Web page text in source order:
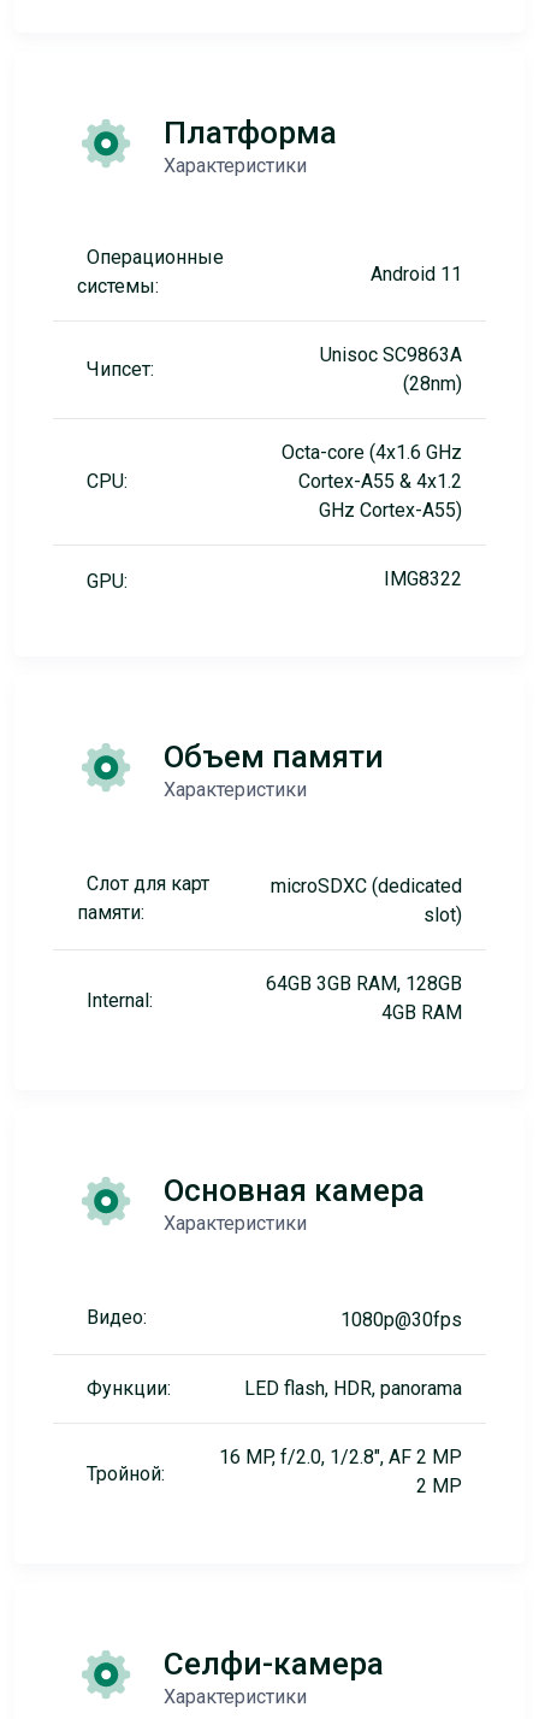
Платформа
Характеристики
Операционные
системы:
Android 11
Чипсет:
Unisoc SC9863A
(28nm)
CPU:
Octa-core (4x1.6 GHz
Cortex-A55 & 4x1.2
GHz Cortex-A55)
GPU: IMG8322
Объем памяти
Характеристики
Слот для карт
памяти:
microSDXC (dedicated
slot)
Internal:
64GB 3GB RAM, 128GB
4GB RAM
Основная камера
Характеристики
Видео: 1080p@30fps
Функции: LED flash, HDR, panorama
Тройной:
16 MP, f/2.0, 1/2.8", AF 2 MP
2 MP
Селфи-камера
Характеристики